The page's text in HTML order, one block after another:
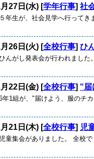
27日(水) [学年行事] 社
５年生が、社会見学へ行ってき
26日(火) [全校行事] ひ
んがし発表会が行われました
22日(金) [全校行事] "届
年1組が、"届けよう、服のチ
21日(木) [全校行事] 児
児童集会がありました。 全校